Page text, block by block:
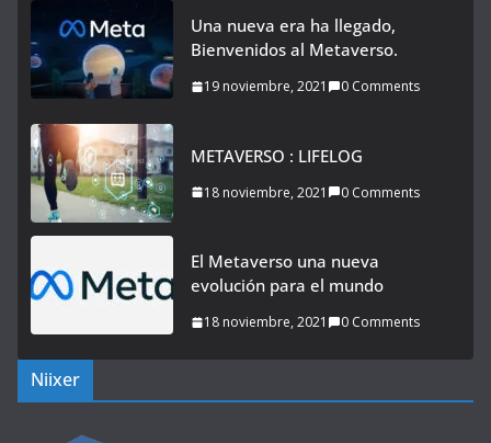
Una nueva era ha llegado,
Bienvenidos al Metaverso.
19 noviembre, 2021 0 Comments
METAVERSO : LIFELOG
18 noviembre, 2021 0 Comments
El Metaverso una nueva
evolución para el mundo
18 noviembre, 2021 0 Comments
Niixer